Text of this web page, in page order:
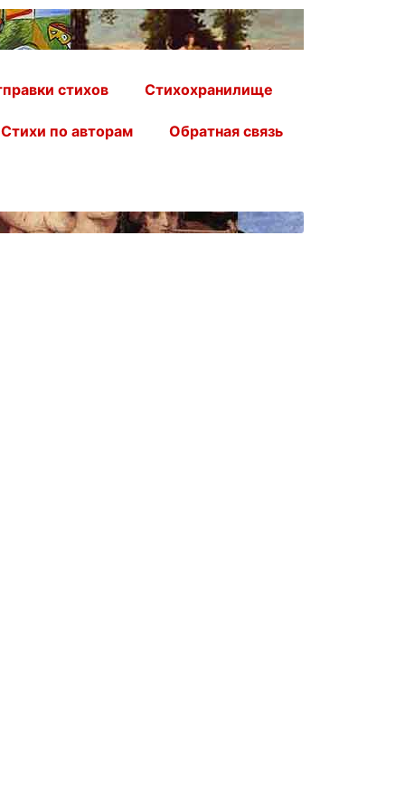
стихов Стихохранилище
Стихи по авторам Обратная связь